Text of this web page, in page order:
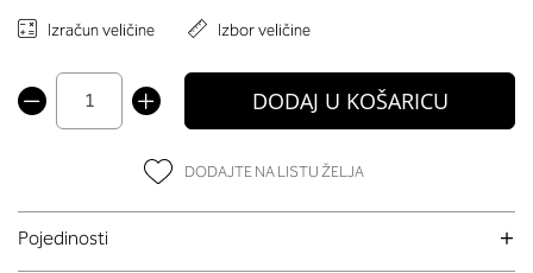
Izračun veličine Izbor veličine
DODAJ U KOŠARICU
DODAJTE NA LISTU ŽELJA
Pojedinosti